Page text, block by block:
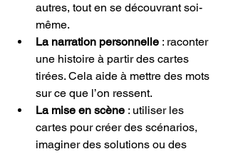
autres, tout en se découvrant soi-
même.
La narration personnelle : raconter
une histoire à partir des cartes
tirées. Cela aide à mettre des mots
sur ce que l’on ressent.
La mise en scène : utiliser les
cartes pour créer des scénarios,
imaginer des solutions ou des